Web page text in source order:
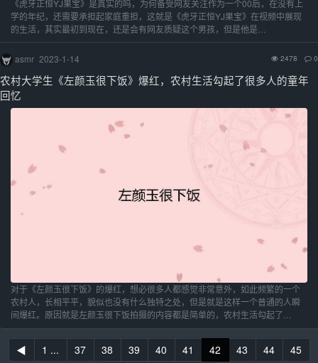
《虎牙正恒YJ果宝》是真实的吗，为何备受网友关注作为一个00后，在没有上
学的年纪，还需要承担起家庭重担，这就是《虎牙正恒YJ果宝》在视频中展现
的生活，其实最初到现在，还是会有网友质疑这个男孩，但是他是…
asmr 2023-1-14 2478 0
农村大学生《左颜玉很下饭》爆红，农村生活勾起了很多人的童年
回忆
对于《左颜玉很下饭》的爆红，想必很多人都感觉非常意外，如此频繁的一个
农村人，长相平平，貌似也没有什么独特之处，但是就是这样一个普通的人瞬
间爆红。原因就是左颜玉很下饭拍摄的内容都是简单的，农村生活勾起了…
◀ 1 ... 37 38 39 40 41 42 43 44 45